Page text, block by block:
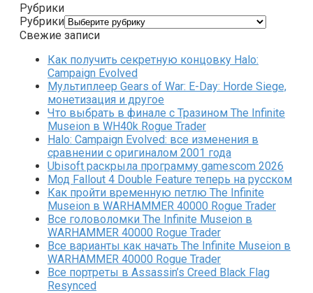
Рубрики
Рубрики
Свежие записи
Как получить секретную концовку Halo:
Campaign Evolved
Мультиплеер Gears of War: E-Day: Horde Siege,
монетизация и другое
Что выбрать в финале с Тразином The Infinite
Museion в WH40k Rogue Trader
Halo: Campaign Evolved: все изменения в
сравнении с оригиналом 2001 года
Ubisoft раскрыла программу gamescom 2026
Мод Fallout 4 Double Feature теперь на русском
Как пройти временную петлю The Infinite
Museion в WARHAMMER 40000 Rogue Trader
Все головоломки The Infinite Museion в
WARHAMMER 40000 Rogue Trader
Все варианты как начать The Infinite Museion в
WARHAMMER 40000 Rogue Trader
Все портреты в Assassin’s Creed Black Flag
Resynced